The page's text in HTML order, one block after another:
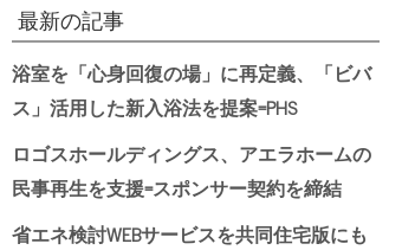
最新の記事
浴室を「心身回復の場」に再定義、「ビバ
ス」活用した新入浴法を提案=PHS
ロゴスホールディングス、アエラホームの
民事再生を支援=スポンサー契約を締結
省エネ検討WEBサービスを共同住宅版にも